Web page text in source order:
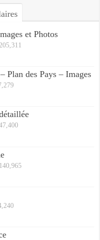
et Photos
205,311
Plan des Pays – Images
140,965